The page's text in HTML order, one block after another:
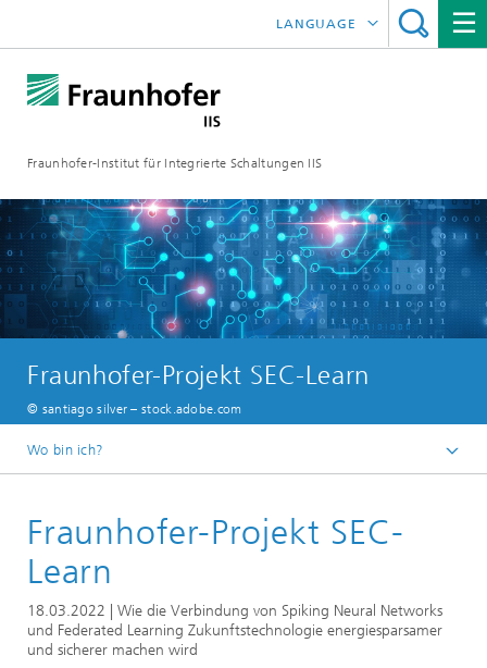
Fraunhofer-Institut für Integrierte Schaltungen IIS
LANGUAGE
中文
한국어
Fraunhofer-Projekt SEC-Learn
© santiago silver – stock.adobe.com
Wo bin ich?
Online-Magazin
Fraunhofer-Projekt SEC-
Learn
18.03.2022 | Wie die Verbindung von Spiking Neural Networks
und Federated Learning Zukunftstechnologie energiesparsamer
und sicherer machen wird